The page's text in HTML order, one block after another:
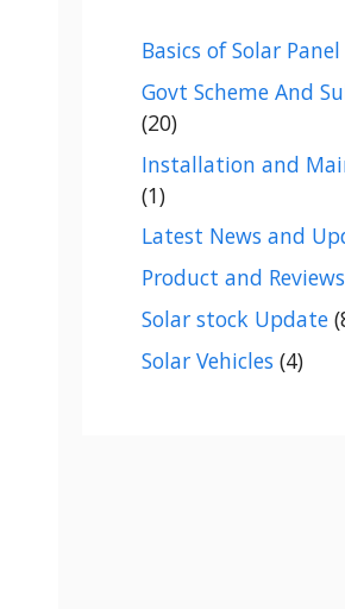
Basics of Solar Panel
Govt Scheme And
(20)
Installation and
(1)
Latest News and
Product and Reviews
Solar stock Update
Solar Vehicles (4)